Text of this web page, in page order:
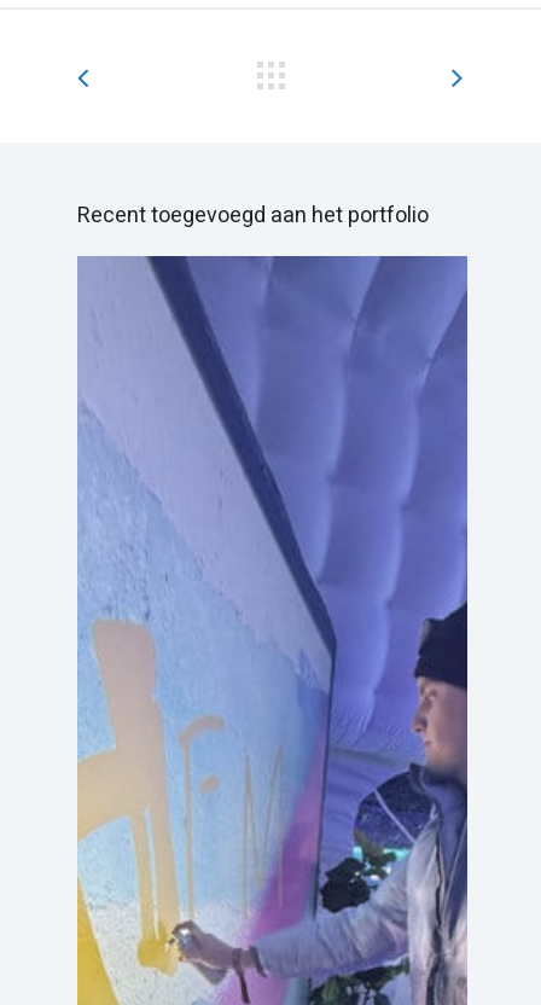
Recent toegevoegd aan het portfolio